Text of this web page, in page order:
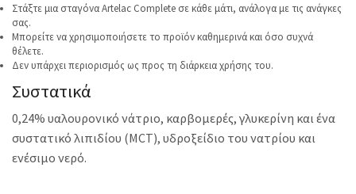
Στάξτε μια σταγόνα Artelac Complete σε κάθε μάτι, ανάλογα με τις ανάγκες
σας.
Μπορείτε να χρησιμοποιήσετε το προϊόν καθημερινά και όσο συχνά
θέλετε.
Δεν υπάρχει περιορισμός ως προς τη διάρκεια χρήσης του.
Συστατικά
0,24% υαλουρονικό νάτριο, καρβομερές, γλυκερίνη και ένα
συστατικό λιπιδίου (MCT), υδροξείδιο του νατρίου και
ενέσιμο νερό.